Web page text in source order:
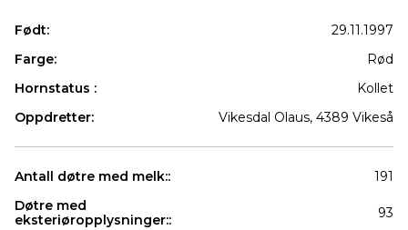
Født:
29.11.1997
Farge:
Rød
Hornstatus :
Kollet
Oppdretter:
Vikesdal Olaus, 4389 Vikeså
Antall døtre med melk::
191
Døtre med
eksteriøropplysninger::
93